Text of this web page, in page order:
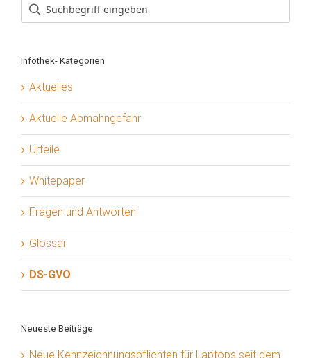
Infothek- Kategorien
Aktuelles
Aktuelle Abmahngefahr
Urteile
Whitepaper
Fragen und Antworten
Glossar
DS-GVO
Neueste Beiträge
Neue Kennzeichnungspflichten für Laptops seit dem